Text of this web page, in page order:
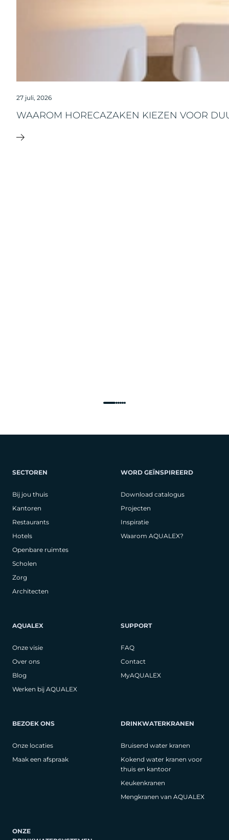
27 juli, 2026
WAAROM HORECAZAKEN KIEZEN VOOR
SECTOREN
Bij jou thuis
Kantoren
Restaurants
Hotels
Openbare ruimtes
Scholen
Zorg
Architecten
WORD GEÏNSPIREERD
Download catalogus
Projecten
Inspiratie
Waarom AQUALEX?
AQUALEX
Onze visie
Over ons
Blog
Werken bij AQUALEX
SUPPORT
FAQ
Contact
MyAQUALEX
BEZOEK ONS
Onze locaties
Maak een afspraak
DRINKWATERKRANEN
Bruisend water kranen
Kokend water kranen voor
thuis en kantoor
Keukenkranen
Mengkranen van AQUALEX
ONZE